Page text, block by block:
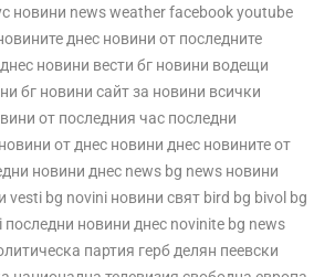
новини news weather facebook youtube
днес новини от последните
новини вести бг новини водещи
бг новини сайт за новини всички
от последния час последни
от днес новини днес новините от
новини днес news bg news новини
vesti bg novini новини свят bird bg bivol bg
новини днес novinite bg news
партия герб делян пеевски